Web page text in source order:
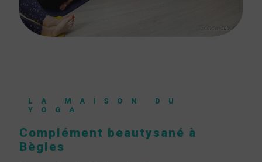
LA MAISON DU
YOGA
Complément beautysané à
Bègles